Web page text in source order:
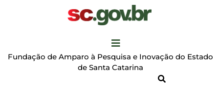
Fundação de Amparo à Pesquisa e Inovação do Estado
de Santa Catarina